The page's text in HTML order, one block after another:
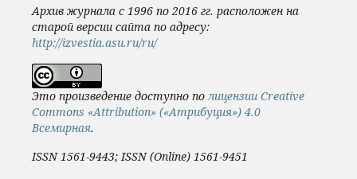
Архив журнала с 1996 по 2016 гг. расположен на
старой версии сайта по адресу:
http://izvestia.asu.ru/ru/
Это произведение доступно полицензии Creative
Commons «Attribution» («Атрибуция») 4.0
Всемирная.
ISSN 1561-9443; ISSN (Online) 1561-9451